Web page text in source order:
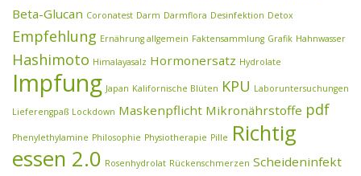
Beta-Glucan Coronatest Darm Darmflora Desinfektion Detox
Empfehlung Ernährung allgemein Faktensammlung Grafik Hahnwasser
Hashimoto Himalayasalz Hormonersatz Hydrolate
Impfung Japan Kalifornische Blüten KPU Laboruntersuchungen
Lieferengpaß Lockdown Maskenpflicht Mikronährstoffe pdf
Phenylethylamine Philosophie Physiotherapie Pille Richtig
essen 2.0 Rosenhydrolat Rückenschmerzen Scheideninfekt